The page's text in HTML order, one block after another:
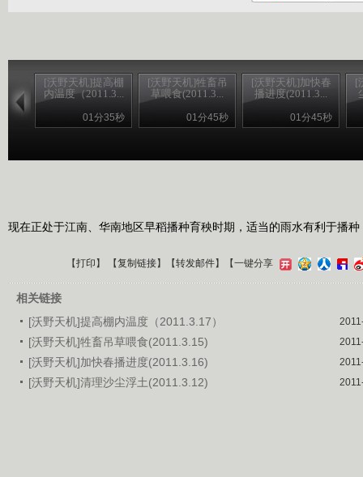
[沃野天机]提高棚
内温度（2011.3...
01分35秒
[沃野天机]牲畜吊
草喂食(2011.3...
01分45秒
[沃野天机]加快春
播进度(2011.3...
01分45秒
[
现在正处于江南、华南地区早稻播种育秧时期，适当的雨水有利于播
【打印 】 【复制链接】【转发邮件】 【一键分享
相关链接
[沃野天机]提高棚内温度（2011.3.17）
[沃野天机]牲畜吊草喂食(2011.3.15)
[沃野天机]加快春播进度(2011.3.16)
[沃野天机]清理沙尘浮土(2011.3.12)